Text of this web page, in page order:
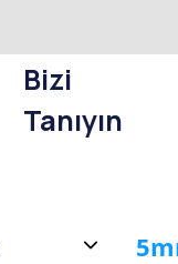
Bizi
Tanıyın